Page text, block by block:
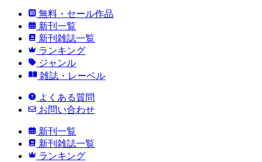
無料・セール作品
新刊一覧
新刊雑誌一覧
ランキング
ジャンル
雑誌・レーベル
よくある質問
お問い合わせ
新刊一覧
新刊雑誌一覧
ランキング